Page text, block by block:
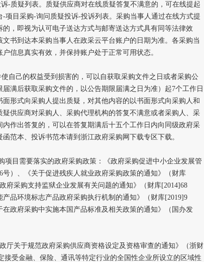
-质疑列表。质疑供应商对在线质疑答复不满意的，可在线提起
项目采购-询问质疑投诉-投诉列表。采购当事人通过在线方式提
的，即视为认可电子送达方式与邮寄送达方式具有同等法律效
书到达本采购当事人在政采云平台账户的日期为准。各采购当
信息真实有效，并保持账户处于正常可用状态。
己的权益受到损害的，可以自获取采购文件之日或者采购公
满后获取采购文件的，以公告期限届满之日为准）起7个工作日
形式向采购人提出质疑，对其他内容的以书面形式向采购人和
疑供应商对采购人、采购代理机构的答复不满意或者采购人、采
内作出答复的，可以在答复期满后十五个工作日内向同级政府采
范本、投诉书范本请到浙江政府采购网下载专区下载。
目需要落实的政府采购政策：《政府采购促进中小企业发展管
号）、《关于促进残疾人就业政府采购政策的通知》（财库
政府采购支持监狱企业发展有关问题的通知》（财库[2014]68
品环境标志产品政府采购执行机制的通知》（财库[2019]9
政府采购中实施本国产品标准及相关政策的通知》（国办发
关于规范政府采购供应商资格设定及资格审查的通知》（浙财
接受金融、保险、通讯等特定行业的全国性企业所设立的区域性